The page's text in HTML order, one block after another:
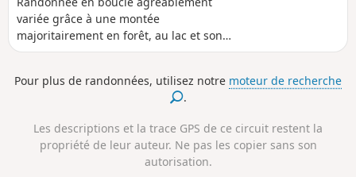
variée grâce à une montée
majoritairement en forêt, au lac et son
environnement, à l'ambiance minérale
classique par le lit du Torrent de
l'Izoard. Ce lac est bien fréquenté en
la route du Col d'Izoard, mais cet
itinéraire permet de faire cette
randonnée avec plus de tranquillité
Pour plus de randonnées, utilisez notre moteur de recherche
.
Les descriptions et la trace GPS de ce circuit restent la
propriété de leur auteur. Ne pas les copier sans son
autorisation.